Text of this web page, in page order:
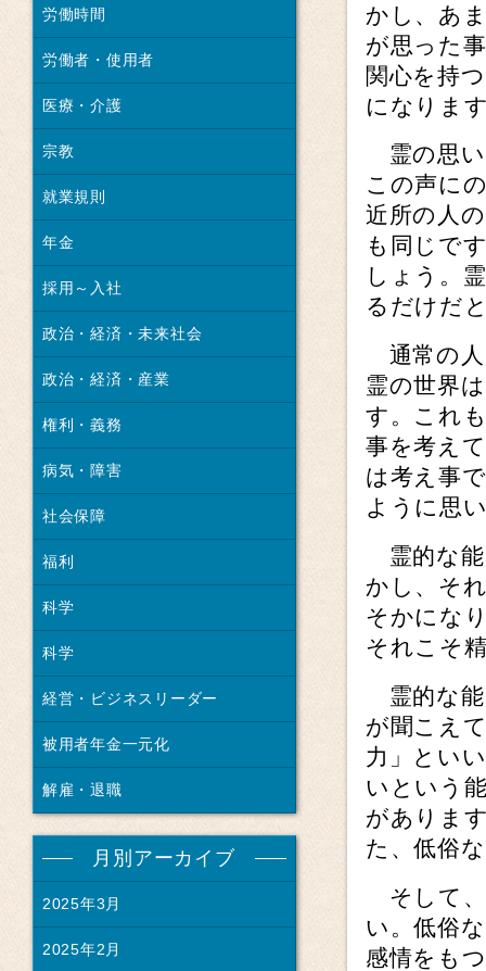
かし、あ
が思った
関心を持
になりま
霊の思い
この声に
近所の人
も同じで
しょう。
るだけだ
通常の人
霊の世界
す。これ
事を考え
は考え事
ように思
霊的な能
かし、そ
そかにな
それこそ
霊的な能
が聞こえ
力」とい
いという
がありま
た、低俗
そして、
い。低俗
感情をも
労働時間
労働者・使用者
医療・介護
宗教
就業規則
年金
採用～入社
政治・経済・未来社会
政治・経済・産業
権利・義務
病気・障害
社会保障
福利
科学
科学
経営・ビジネスリーダー
被用者年金一元化
解雇・退職
月別アーカイブ
2025年3月
2025年2月